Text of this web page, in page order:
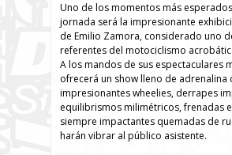
Uno de los momentos más
jornada será la impresionante
de Emilio Zamora, considerado uno
referentes del motociclismo
A los mandos de sus espectaculares
ofrecerá un show lleno de adrenalina
impresionantes wheelies, derrapes
equilibrismos milimétricos, frenadas
siempre impactantes quemadas de
harán vibrar al público asistente.